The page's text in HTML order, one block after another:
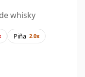
whisky
Piña 2.0x